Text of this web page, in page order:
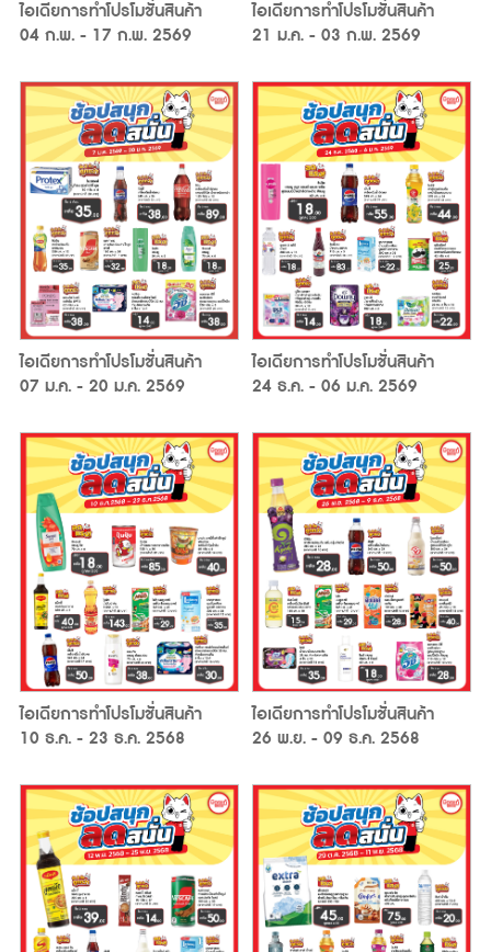
ไอเดียการทำโปรโมชั่นสินค้า
04 ก.พ. - 17 ก.พ. 2569
ไอเดียการทำโปรโมชั่นสินค้า
21 ม.ค. - 03 ก.พ. 2569
ไอเดียการทำโปรโมชั่นสินค้า
07 ม.ค. - 20 ม.ค. 2569
ไอเดียการทำโปรโมชั่นสินค้า
24 ธ.ค. - 06 ม.ค. 2569
ไอเดียการทำโปรโมชั่นสินค้า
10 ธ.ค. - 23 ธ.ค. 2568
ไอเดียการทำโปรโมชั่นสินค้า
26 พ.ย. - 09 ธ.ค. 2568